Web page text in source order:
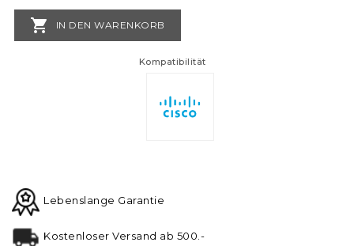
 IN DEN WARENKORB
Kompatibilität
Lebenslange Garantie
Kostenloser Versand ab 500.-